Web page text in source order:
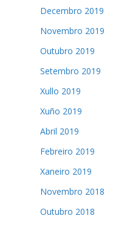
Decembro 2019
Novembro 2019
Outubro 2019
Setembro 2019
Xullo 2019
Xuño 2019
Abril 2019
Febreiro 2019
Xaneiro 2019
Novembro 2018
Outubro 2018